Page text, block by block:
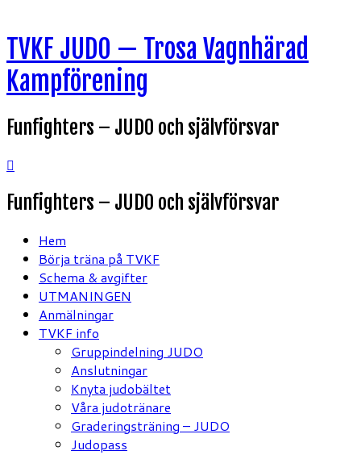
till
innehåll
TVKF JUDO — Trosa Vagnhärad
Kampförening
Funfighters – JUDO och självförsvar
Funfighters – JUDO och självförsvar
Hem
Börja träna på TVKF
Schema & avgifter
UTMANINGEN
Anmälningar
TVKF info
Gruppindelning JUDO
Anslutningar
Knyta judobältet
Våra judotränare
Graderingsträning – JUDO
Judopass